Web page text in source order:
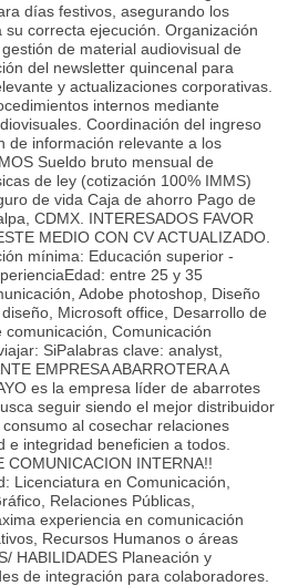
días festivos, asegurando los
correcta ejecución. Organización
de material audiovisual de
del newsletter quincenal para
y actualizaciones corporativas.
internos mediante
Coordinación del ingreso
de información relevante a los
Sueldo bruto mensual de
de ley (cotización 100% IMMS)
de vida Caja de ahorro Pago de
CDMX. INTERESADOS FAVOR
MEDIO CON CV ACTUALIZADO.
mínima: Educación superior -
entre 25 y 35
Adobe photoshop, Diseño
Microsoft office, Desarrollo de
Comunicación
SiPalabras clave: analyst,
EMPRESA ABARROTERA A
es la empresa líder de abarrotes
seguir siendo el mejor distribuidor
al cosechar relaciones
e integridad beneficien a todos.
COMUNICACION INTERNA!!
Licenciatura en Comunicación,
Relaciones Públicas,
experiencia en comunicación
Recursos Humanos o áreas
HABILIDADES Planeación y
de integración para colaboradores.